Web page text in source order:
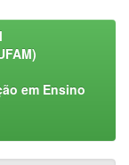
em Ensino